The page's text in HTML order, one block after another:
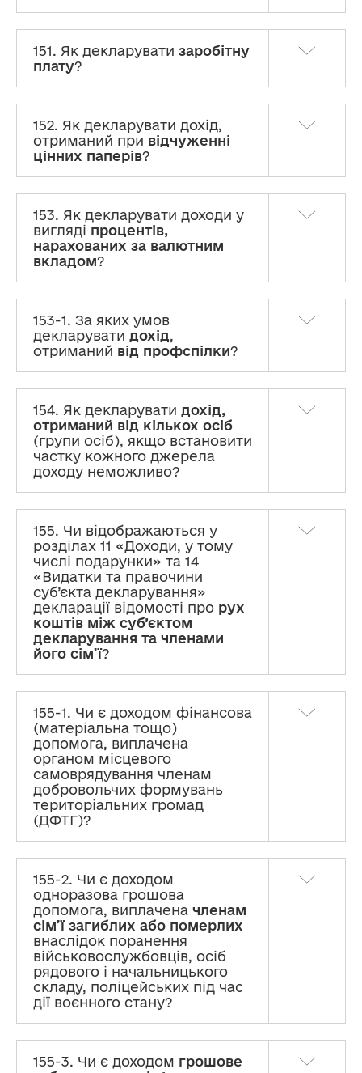
Декларування
Розміри прожиткового мінімуму та інша
інформація
151. Як декларувати заробітну
плату?
152. Як декларувати дохід,
отриманий при відчуженні
цінних паперів?
153. Як декларувати доходи у
вигляді процентів,
нарахованих за валютним
вкладом?
153-1. За яких умов
декларувати дохід,
отриманий від профспілки?
154. Як декларувати дохід,
отриманий від кількох осіб
(групи осіб), якщо встановити
частку кожного джерела
доходу неможливо?
155. Чи відображаються у
розділах 11 «Доходи, у тому
числі подарунки» та 14
«Видатки та правочини
суб’єкта декларування»
декларації відомості про рух
коштів між суб’єктом
декларування та членами
його сім’ї?
155-1. Чи є доходом фінансова
(матеріальна тощо)
допомога, виплачена
органом місцевого
самоврядування членам
добровольчих формувань
територіальних громад
(ДФТГ)?
155-2. Чи є доходом
одноразова грошова
допомога, виплачена членам
сім’ї загиблих або померлих
внаслідок поранення
військовослужбовців, осіб
рядового і начальницького
складу, поліцейських під час
дії воєнного стану?
155-3. Чи є доходом грошове